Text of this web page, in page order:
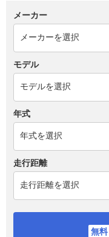
メーカー
モデル
年式
走行距離